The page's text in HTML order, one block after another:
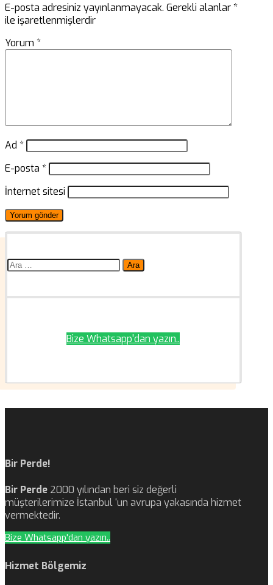
E-posta adresiniz yayınlanmayacak. Gerekli alanlar*
ile işaretlenmişlerdir
Yorum *
Ad *
E-posta *
İnternet sitesi
Arama:
Bize Whatsapp'dan yazın..
Bir Perde!
Bir Perde 2000 yılından beri siz değerli
müşterilerimize İstanbul ‘un avrupa yakasında hizmet
vermektedir.
Bize Whatsapp'dan yazın..
Hizmet Bölgemiz